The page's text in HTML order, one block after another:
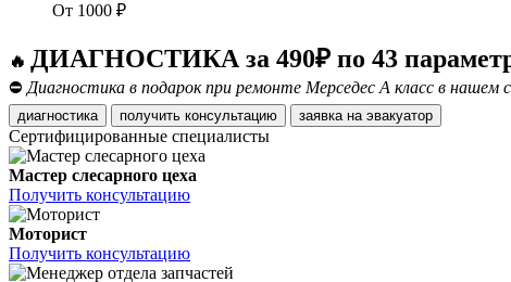
От 1000 ₽
🔥 ДИАГНОСТИКА за 490₽ по 43
⛔ Диагностика в подарок при ремонте Мерседес А класс в нашем
диагностика получить консультацию заявка на эвакуатор
Сертифицированные специалисты
Мастер слесарного цеха
Получить консультацию
Моторист
Получить консультацию